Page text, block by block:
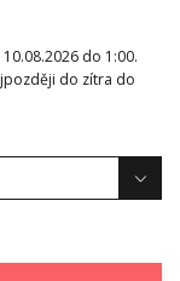
do 1:00.
do zítra do